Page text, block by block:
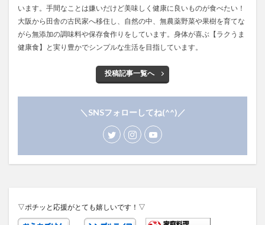
います。手間なことは嫌いだけど美味しく健康に良いものが食べたい！
大阪から田舎の古民家へ移住し、自然の中、無農薬野菜や果樹を育てな
がら無添加の調味料や保存食作りをしています。身体が喜ぶ【ラクうま
健康食】と実り豊かでシンプルな生活を目指しています。
投稿記事一覧へ
＼SNSフォローしてね(^^)／
▽ポチッと応援がとても嬉しいです！▽